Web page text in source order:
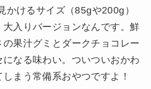
けるサイズ（85gや200g）
大入りバージョンなんです。鮮
果汁グミとダークチョコレー
になる味わい。ついついおかわ
しまう常備系おやつですよ！